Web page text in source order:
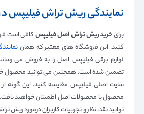
نمایندگی ریش تراش فیلیپس
برایخرید ریش تراش اصل فیلیپس کافی است
کنید. این فروشگاه های معتبر که همان
لوازم برقی فیلیپس اصل را به فروش می
تضمین شده است. همچنین می توانید محصول
سایت اصلی فیلیپس مقایسه کنید. این گونه
محصول با محصولات اصل اطمینان خواهید
توانید نقد، نظر و تجربیات کاربران درمورد ریش